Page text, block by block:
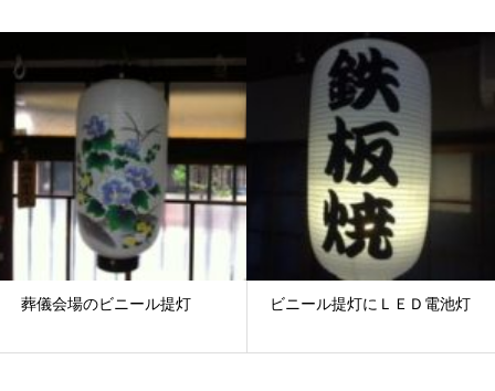
葬儀会場のビニール提灯 ビニール提灯にＬＥＤ電池灯